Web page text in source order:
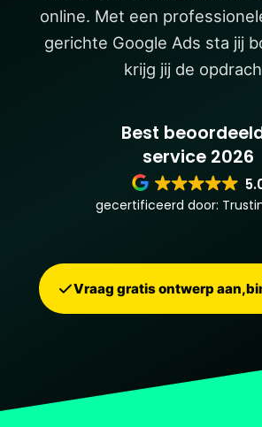
online. Met een
gerichte Google Ads sta jij
krijg jij de
Best
service 2026
gecertificeerd door:
Vraag gratis ontwerp